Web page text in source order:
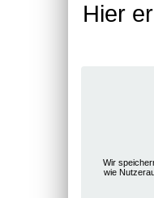
Hier
Wir
wie